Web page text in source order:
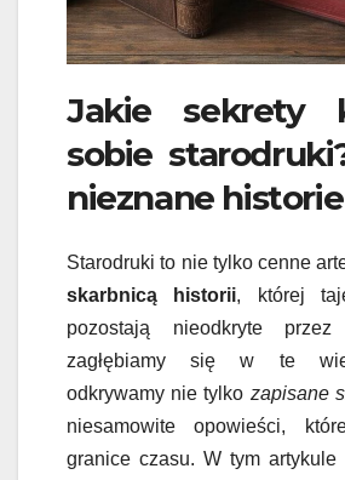
Jakie sekrety
sobie
nieznane historie
Starodruki to nie tylko cenne
skarbnicą historii, której
pozostają nieodkryte
zagłębiamy się w te
odkrywamy nie tylko zapisane
niesamowite opowieści,
granice czasu. W tym artykule